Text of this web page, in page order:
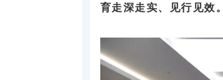
育走深走实、见行见效。